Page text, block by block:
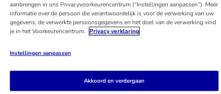
aanbrengen in ons Privacyvoorkeurencentrum (“Instellingen aanpassen”). Meer
informatie over de persoon die verantwoordelijk is voor de verwerking van uw
gegevens, de verwerkte persoonsgegevens en het doel van de verwerking vind
je in het Voorkeurencentrum.
Privacy verklaring
Instellingen aanpassen
Akkoord en verdergaan